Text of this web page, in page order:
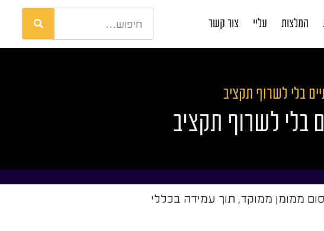
המלצות עליי צור קשר
בלי לשרוף תקציב
בלי לשרוף תקציב
ממומן ממוקד, תוך עמידה בכללי